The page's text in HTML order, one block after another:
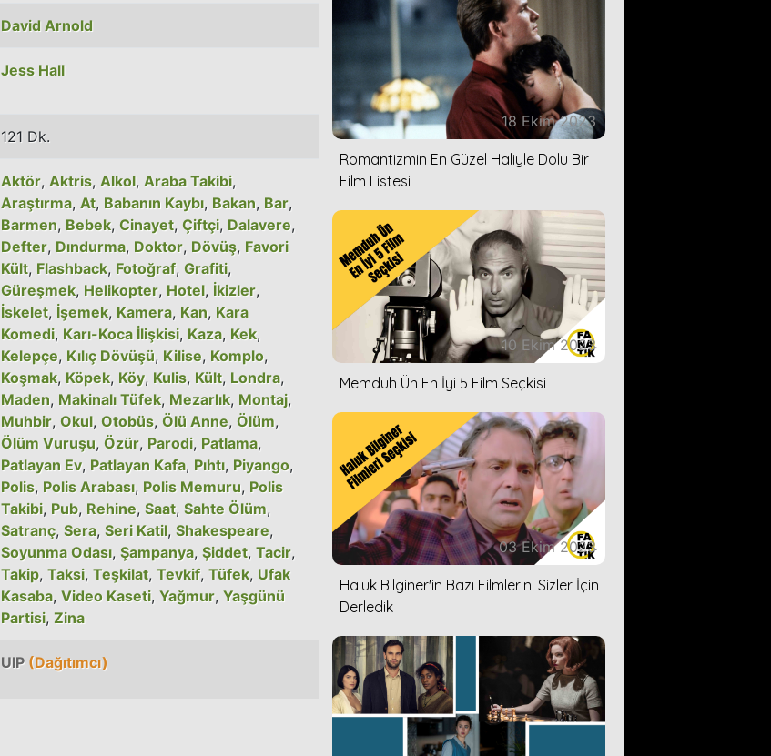
David Arnold
Jess Hall
121 Dk.
Aktör, Aktris, Alkol, Araba Takibi,
Araştırma, At, Babanın Kaybı, Bakan, Bar,
Barmen, Bebek, Cinayet, Çiftçi, Dalavere,
Defter, Dındurma, Doktor, Dövüş, Favori
Kült, Flashback, Fotoğraf, Grafiti,
Güreşmek, Helikopter, Hotel, İkizler,
İskelet, İşemek, Kamera, Kan, Kara
Komedi, Karı-Koca İlişkisi, Kaza, Kek,
Kelepçe, Kılıç Dövüşü, Kilise, Komplo,
Koşmak, Köpek, Köy, Kulis, Kült, Londra,
Maden, Makinalı Tüfek, Mezarlık, Montaj,
Muhbir, Okul, Otobüs, Ölü Anne, Ölüm,
Ölüm Vuruşu, Özür, Parodi, Patlama,
Patlayan Ev, Patlayan Kafa, Pıhtı, Piyango,
Polis, Polis Arabası, Polis Memuru, Polis
Takibi, Pub, Rehine, Saat, Sahte Ölüm,
Satranç, Sera, Seri Katil, Shakespeare,
Soyunma Odası, Şampanya, Şiddet, Tacir,
Takip, Taksi, Teşkilat, Tevkif, Tüfek, Ufak
Kasaba, Video Kaseti, Yağmur, Yaşgünü
Partisi, Zina
UIP(Dağıtımcı)
18 Ekim 2023
Romantizmin En Güzel Haliyle Dolu Bir
Film Listesi
10 Ekim 2023
Memduh Ün En İyi 5 Film Seçkisi
03 Ekim 2023
Haluk Bilginer'in Bazı Filmlerini Sizler İçin
Derledik